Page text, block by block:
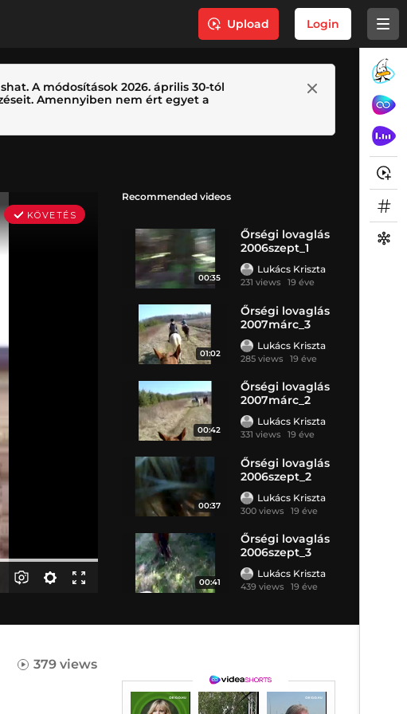
Upload Login
A módosítások 2026. április 30-tól
Amennyiben nem ért egyet a
Recommended videos
00:35
Őrségi lovaglás
2006szept_1
Lukács Kriszta
231 views 19 éve
01:02
Őrségi lovaglás
2007márc_3
Lukács Kriszta
285 views 19 éve
00:42
Őrségi lovaglás
2007márc_2
Lukács Kriszta
331 views 19 éve
00:37
Őrségi lovaglás
2006szept_2
Lukács Kriszta
300 views 19 éve
00:41
Őrségi lovaglás
2006szept_3
Lukács Kriszta
439 views 19 éve
379 views